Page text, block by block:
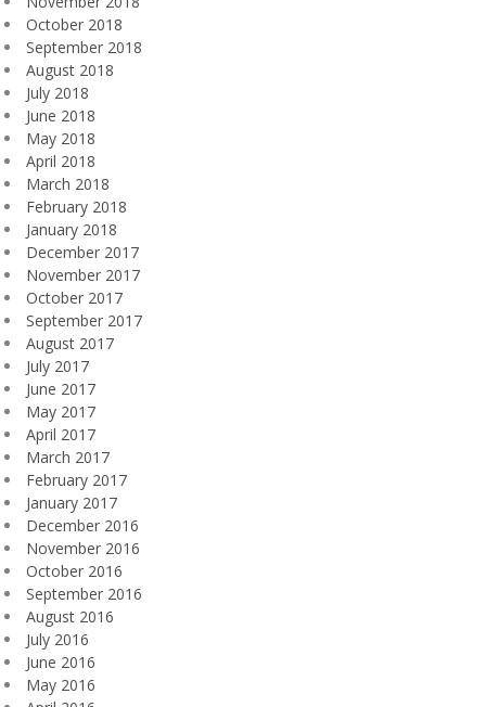
October 2018
September 2018
August 2018
July 2018
June 2018
May 2018
April 2018
March 2018
February 2018
January 2018
December 2017
November 2017
October 2017
September 2017
August 2017
July 2017
June 2017
May 2017
April 2017
March 2017
February 2017
January 2017
December 2016
November 2016
October 2016
September 2016
August 2016
July 2016
June 2016
May 2016